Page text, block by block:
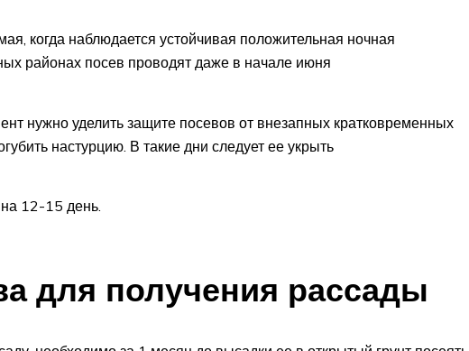
когда наблюдается устойчивая положительная ночная
районах посев проводят даже в начале июня
нужно уделить защите посевов от внезапных кратковременных
настурцию. В такие дни следует ее укрыть
12-15 день.
для получения рассады